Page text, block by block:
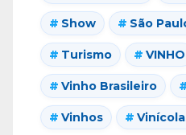
Show São
Turismo VINHO
Vinho Brasileiro
Vinhos